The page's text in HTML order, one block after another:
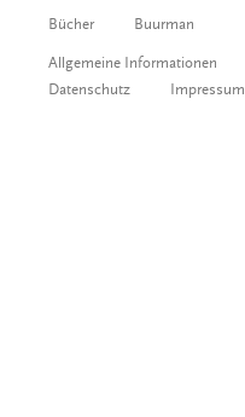
Bücher Buurman
Allgemeine Informationen
Datenschutz
Impressum